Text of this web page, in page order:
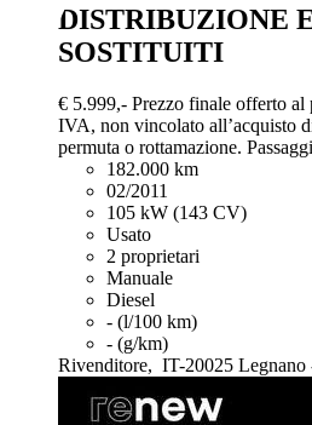
DISTRIBUZIONE
SOSTITUITI
€ 5.999,- Prezzo finale offerto
IVA, non vincolato all’acquisto
permuta o rottamazione.
182.000 km
02/2011
105 kW (143 CV)
Usato
2 proprietari
Manuale
Diesel
- (l/100 km)
- (g/km)
Rivenditore, IT-20025